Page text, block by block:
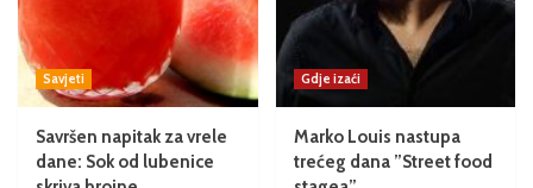
Savjeti
Savršen napitak za vrele
dane: Sok od lubenice
Gdje izaći
Marko Louis nastupa
trećeg dana ”Street food